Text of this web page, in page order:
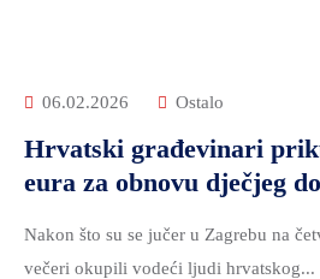
06.02.2026 Ostalo
Hrvatski građevinari
eura za obnovu dječjeg
Nakon što su se jučer u Zagrebu na
večeri okupili vodeći ljudi hrvatskog...